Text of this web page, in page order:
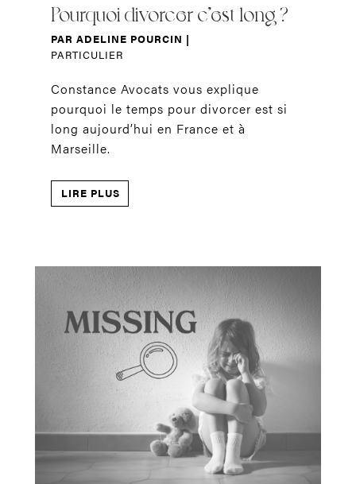
Pourquoi divorcer c’est long ?
PAR ADELINE POURCIN |
PARTICULIER
Constance Avocats vous explique
pourquoi le temps pour divorcer est si
long aujourd’hui en France et à
Marseille.
LIRE PLUS